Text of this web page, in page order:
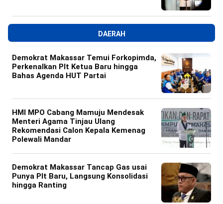
DAERAH
Demokrat Makassar Temui Forkopimda,
Perkenalkan Plt Ketua Baru hingga
Bahas Agenda HUT Partai
HMI MPO Cabang Mamuju Mendesak
Menteri Agama Tinjau Ulang
Rekomendasi Calon Kepala Kemenag
Polewali Mandar
Demokrat Makassar Tancap Gas usai
Punya Plt Baru, Langsung Konsolidasi
hingga Ranting